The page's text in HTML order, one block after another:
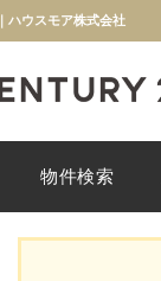
ハウスモア株式会社
物件検索